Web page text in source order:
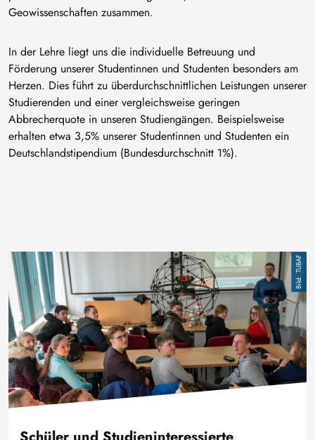
Geowissenschaften zusammen.
In der Lehre liegt uns die individuelle Betreuung und
Förderung unserer Studentinnen und Studenten besonders am
Herzen. Dies führt zu überdurchschnittlichen Leistungen unserer
Studierenden und einer vergleichsweise geringen
Abbrecherquote in unseren Studiengängen. Beispielsweise
erhalten etwa 3,5% unserer Studentinnen und Studenten ein
Deutschlandstipendium (Bundesdurchschnitt 1%).
Bild TUBAF